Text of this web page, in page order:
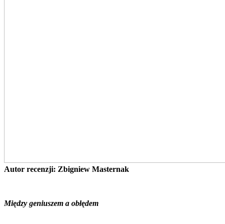
Autor recenzji: Zbigniew Masternak
Między geniuszem a obłędem